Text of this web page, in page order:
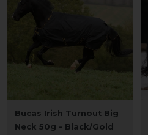
Bucas Irish Turnout Big
Neck 50g - Black/Gold